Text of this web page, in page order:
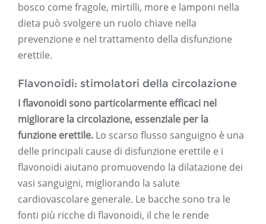
bosco come fragole, mirtilli, more e lamponi nella
dieta può svolgere un ruolo chiave nella
prevenzione e nel trattamento della disfunzione
erettile.
Flavonoidi: stimolatori della circolazione
I flavonoidi sono particolarmente efficaci nel
migliorare la circolazione, essenziale per la
funzione erettile. Lo scarso flusso sanguigno è una
delle principali cause di disfunzione erettile e i
flavonoidi aiutano promuovendo la dilatazione dei
vasi sanguigni, migliorando la salute
cardiovascolare generale. Le bacche sono tra le
fonti più ricche di flavonoidi, il che le rende